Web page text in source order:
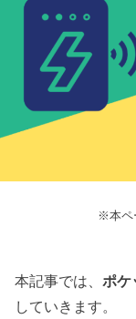
※本ペ
本記事では、ポケ
していきます。